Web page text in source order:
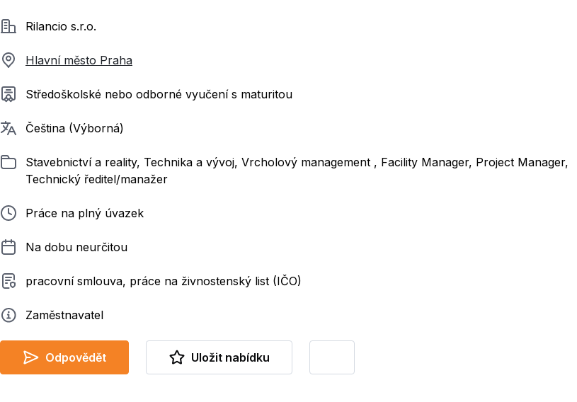
SpolečnostRilancio s.r.o.
Hlavní město Praha
Požadované vzdělání
Středoškolské nebo odborné vyučení s maturitou
Požadované jazyky
Čeština (Výborná)
ZařazenoStavebnictví a reality, Technika a vývoj, Vrcholový management , Facility Manager, Project Manager,
Technický ředitel/manažer
Typ pracovního poměru
Práce na plný úvazek
Délka pracovního poměru
Na dobu neurčitou
Typ smluvního vztahu
pracovní smlouva, práce na živnostenský list (IČO)
ZadavatelZaměstnavatel
Odpovědět Uložit nabídku